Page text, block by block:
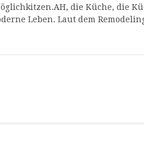
die Küche, die
Leben. Laut dem